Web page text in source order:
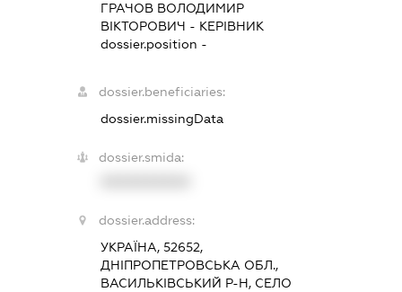
ГРАЧОВ ВОЛОДИМИР
ВІКТОРОВИЧ - КЕРІВНИК
dossier.position -
dossier.beneficiaries:
dossier.missingData
dossier.smida:
dossier.address:
УКРАЇНА, 52652,
ДНІПРОПЕТРОВСЬКА ОБЛ.,
ВАСИЛЬКІВСЬКИЙ Р-Н, СЕЛО